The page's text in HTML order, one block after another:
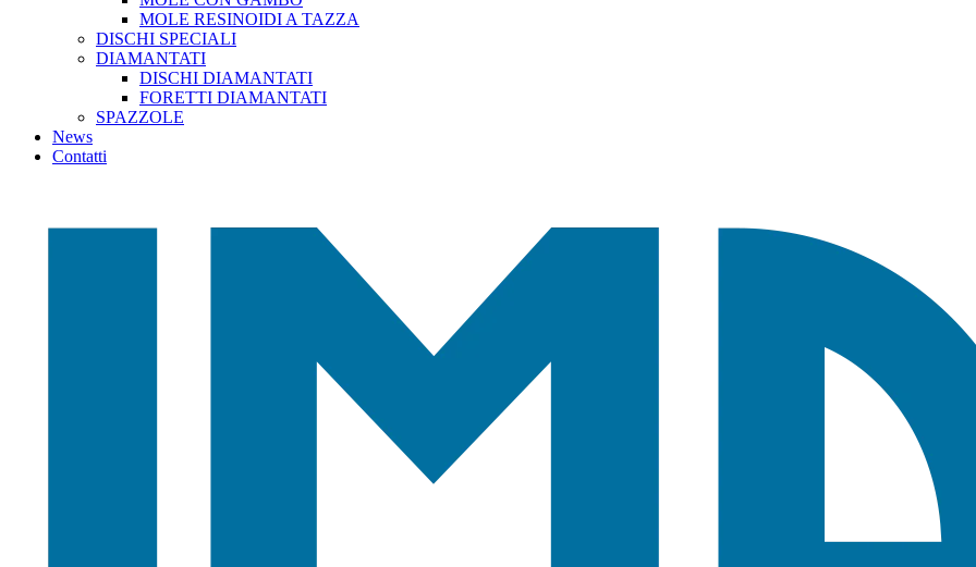
MOLE RESINOIDI A TAZZA
DISCHI SPECIALI
DIAMANTATI
DISCHI DIAMANTATI
FORETTI DIAMANTATI
SPAZZOLE
News
Contatti